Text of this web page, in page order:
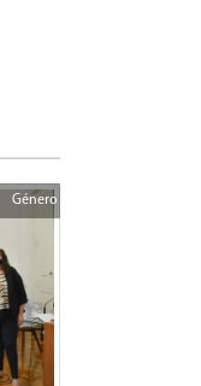
Género